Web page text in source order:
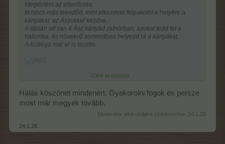
Megtörtént az ellenőrzés.
Itt nincs más teendőd, mint elkezdeni felpakolni a helyére a
kártyákat, az Ászokkal kezdve.
A táblán ott van 4 Ász kártyád zsínórban, azokat tedd fel a
halomba, és növekvő sorrendben helyezd rá a kártyákat.
A Kolléga már el is kezdte.
Sok sikert.
Click to expand...
Hálás köszönet mindenért. Gyakorolni fogok és persze
most már megyek tovább.
Moderátor által utoljára szerkesztve: 24.1.26
24.1.26